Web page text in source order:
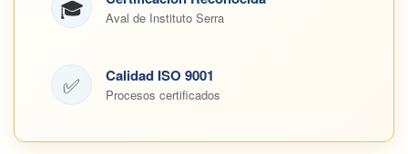
🎓 Aval de Instituto Serra
✅ Calidad ISO 9001
Procesos certificados